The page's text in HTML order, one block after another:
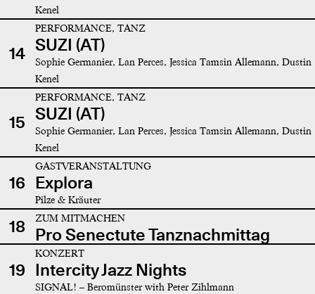
Kenel
14
PERFORMANCE, TANZ
SUZI (AT)
Sophie Germanier, Lan Perces, Jessica Tamsin Allemann, Dustin
Kenel
15
PERFORMANCE, TANZ
SUZI (AT)
Sophie Germanier, Lan Perces, Jessica Tamsin Allemann, Dustin
Kenel
16
GASTVERANSTALTUNG
Explora
Pilze & Kräuter
18 ZUM MITMACHEN
Pro Senectute Tanznachmittag
19
KONZERT
Intercity Jazz Nights
SIGNAL! – Beromünster with Peter Zihlmann